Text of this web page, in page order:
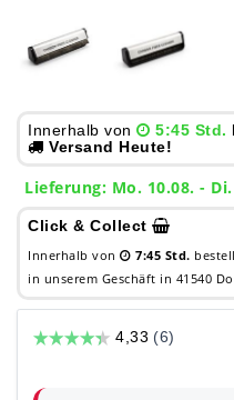
Innerhalb von 5:45 Std.
Versand Heute!
Lieferung: Mo. 10.08. -
Click & Collect
Innerhalb von 7:45 Std.
in unserem Geschäft in 41540